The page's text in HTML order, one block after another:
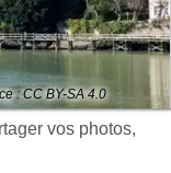
: CC BY-SA 4.0
vos photos,